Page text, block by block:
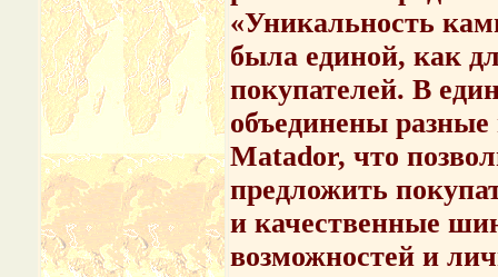
«Уникальность
была единой, как
покупателей. В
объединены
Matador, что
предложить
и качественные
возможностей и